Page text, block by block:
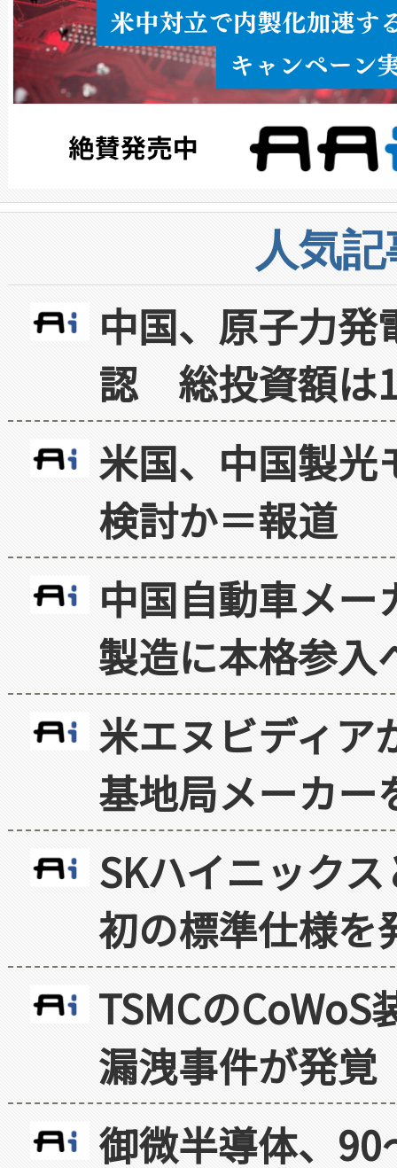
人気
中国、原子力
認 総投資額は
米国、中国製光
検討か＝報道
中国自動車メ
製造に本格参入
米エヌビディア
基地局メーカー
SKハイニック
初の標準仕様を
TSMCの
漏洩事件が発覚
御微半導体、